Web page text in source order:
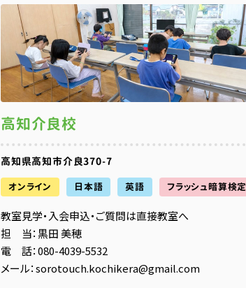
高知介良校
高知県高知市介良370-7
オンライン 日本語 英語 フラッシュ暗算検定
教室見学・入会申込・ご質問は直接教室へ
担 当：黒田 美穂
電 話：080-4039-5532
メール：sorotouch.kochikera@gmail.com